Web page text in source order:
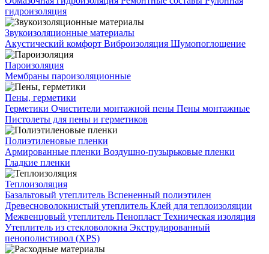
гидроизоляция
Звукоизоляционные материалы
Акустический комфорт Виброизоляция Шумопоглощение
Пароизоляция
Мембраны пароизоляционные
Пены, герметики
Герметики Очистители монтажной пены Пены монтажные
Пистолеты для пены и герметиков
Полиэтиленовые пленки
Армированные пленки Воздушно-пузырьковые пленки
Гладкие пленки
Теплоизоляция
Базальтовый утеплитель Вспененный полиэтилен
Древесноволокнистый утеплитель Клей для теплоизоляции
Межвенцовый утеплитель Пенопласт Техническая изоляция
Утеплитель из стекловолокна Экструдированный
пенополистирол (XPS)